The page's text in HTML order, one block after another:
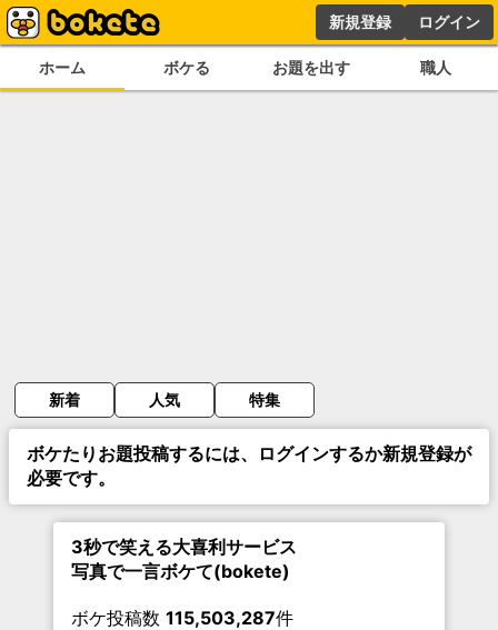
新規登録 ログイン
ホーム ボケる お題を出す 職人
新着 人気 特集
ボケたりお題投稿するには、ログインするか新規登録が
必要です。
3秒で笑える大喜利サービス
写真で一言ボケて(bokete)
ボケ投稿数 115,503,287件